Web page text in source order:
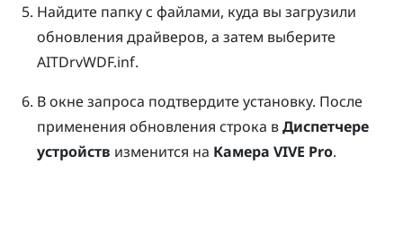
Найдите папку с файлами, куда вы загрузили
обновления драйверов, а затем выберите
AITDrvWDF.inf.
В окне запроса подтвердите установку. После
применения обновления строка вДиспетчере
устройств изменится на Камера VIVE Pro.